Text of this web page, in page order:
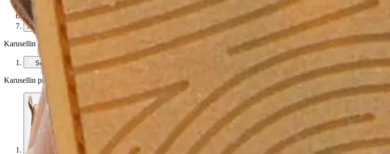
Avaa kuva suurempana
Avaa kuva suurempana
Avaa kuva suurempana
Karusellin nuolipainikkeet
Seuraava
Karusellin pikakuvakkeet